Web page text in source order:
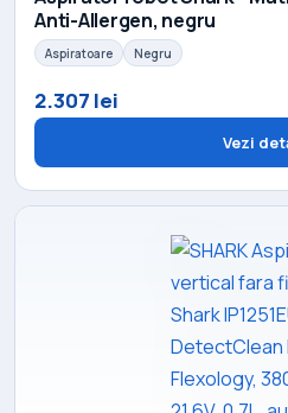
Anti-Allergen, negru
Aspiratoare Negru
2.307 lei
Vezi